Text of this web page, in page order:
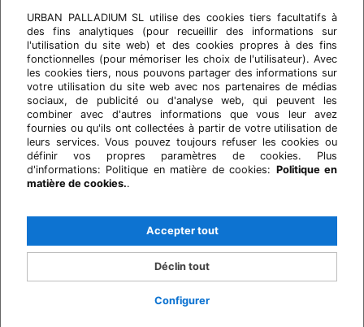
URBAN PALLADIUM SL utilise des cookies tiers facultatifs à
des fins analytiques (pour recueillir des informations sur
l'utilisation du site web) et des cookies propres à des fins
fonctionnelles (pour mémoriser les choix de l'utilisateur). Avec
les cookies tiers, nous pouvons partager des informations sur
votre utilisation du site web avec nos partenaires de médias
sociaux, de publicité ou d'analyse web, qui peuvent les
combiner avec d'autres informations que vous leur avez
fournies ou qu'ils ont collectées à partir de votre utilisation de
leurs services. Vous pouvez toujours refuser les cookies ou
définir vos propres paramètres de cookies. Plus
d'informations: Politique en matière de cookies: Politique en
matière de cookies..
Configurer
Déclin tout
Accepter tout